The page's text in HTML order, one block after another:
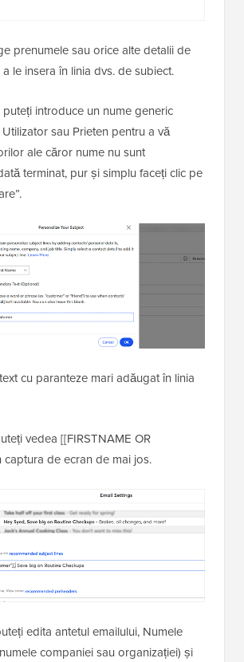
prenumele sau orice alte detalii de
le insera în linia dvs. de subiect.
puteți introduce un nume generic
sau Prieten pentru a vă
ale căror nume nu sunt
terminat, pur și simplu faceți clic pe
cu paranteze mari adăugat în linia
vedea [[FIRSTNAME OR
captura de ecran de mai jos.
edita antetul emailului, Numele
companiei sau organizației) și